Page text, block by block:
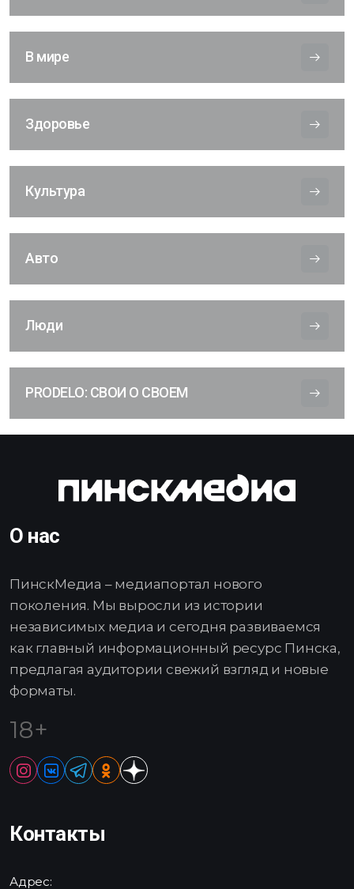
В мире
Здоровье
Культура
Авто
Люди
PRODELO: СВОИ О СВОЕМ
О нас
ПинскМедиа – медиапортал нового
поколения. Мы выросли из истории
независимых медиа и сегодня развиваемся
как главный информационный ресурс Пинска,
предлагая аудитории свежий взгляд и новые
форматы.
18+
Контакты
Адрес: